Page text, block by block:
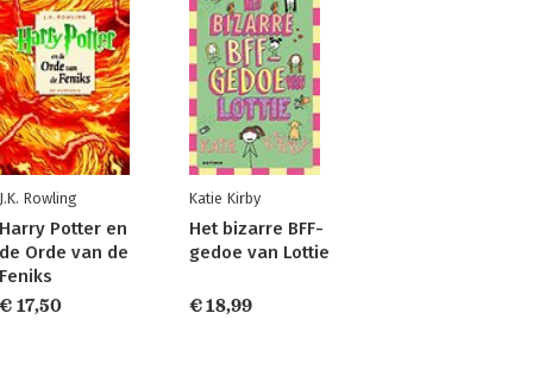
J.K. Rowling
Harry Potter en
de Orde van de
Feniks
€ 17,50
Katie Kirby
Het bizarre BFF-
gedoe van Lottie
€ 18,99